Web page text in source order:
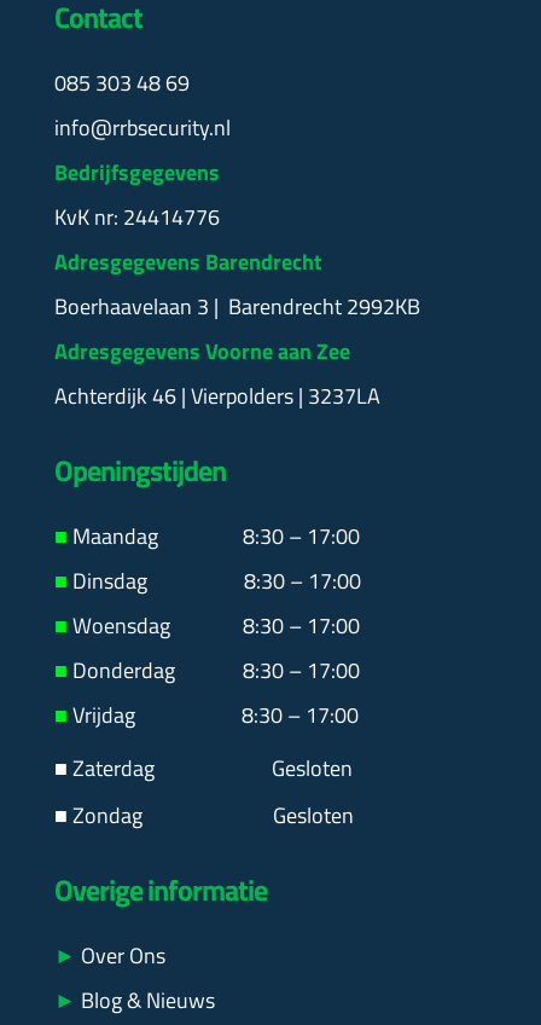
Contact
085 303 48 69
info@rrbsecurity.nl
Bedrijfsgegevens
KvK nr: 24414776
Adresgegevens Barendrecht
Boerhaavelaan 3 | Barendrecht 2992KB
Adresgegevens Voorne aan Zee
Achterdijk 46 | Vierpolders | 3237LA
Openingstijden
■ Maandag 8:30 – 17:00
■ Dinsdag 8:30 – 17:00
■Woensdag 8:30 – 17:00
■ Donderdag 8:30 – 17:00
■Vrijdag 8:30 – 17:00
■ Zaterdag Gesloten
■ Zondag Gesloten
Overige informatie
► Over Ons
► Blog & Nieuws